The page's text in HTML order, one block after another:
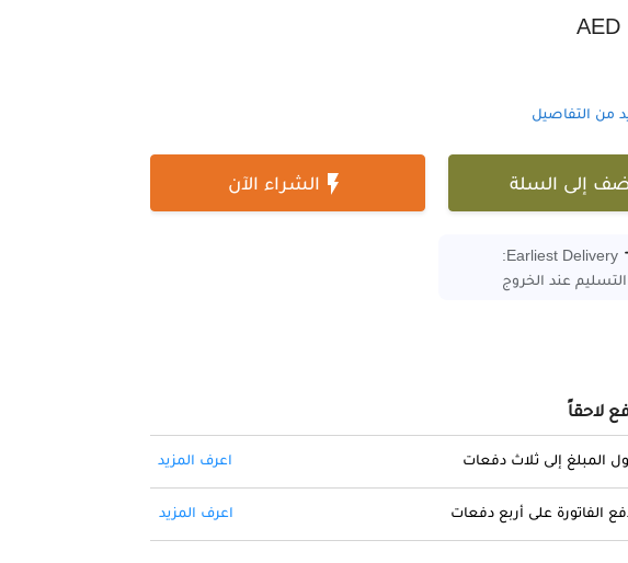
AED
من التفاصيل
إلى السلة  الشراء الآن
Earliest Delivery:
عند الخروج
لاحقاً
المبلغ إلى ثلاث دفعات اعرف المزيد
الفاتورة على أربع دفعات اعرف المزيد